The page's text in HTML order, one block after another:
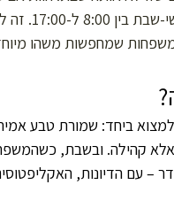
על ידי פיני אביטל
שמחפשות משהו
ביחד: שמורת טבע
קהילה. ובשבת,
– עם הדיונות,